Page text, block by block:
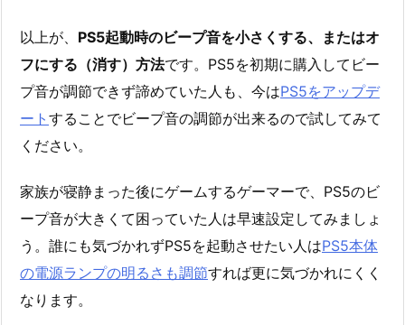
以上が、 PS5起動時のビープ音を小さくする、またはオ
フにする（消す）方法です。PS5を初期に購入してビー
プ音が調節できず諦めていた人も、今はPS5をアップデ
ート することでビープ音の調節が出来るので試してみて
ください。
家族が寝静まった後にゲームするゲーマーで、PS5のビ
ープ音が大きくて困っていた人は早速設定してみましょ
う。誰にも気づかれずPS5を起動させたい人はPS5本体
の電源ランプの明るさも調節すれば更に気づかれにくく
なります。